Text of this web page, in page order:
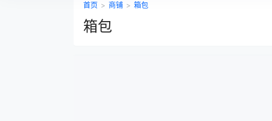
首页 > 商铺 > 箱包
箱包